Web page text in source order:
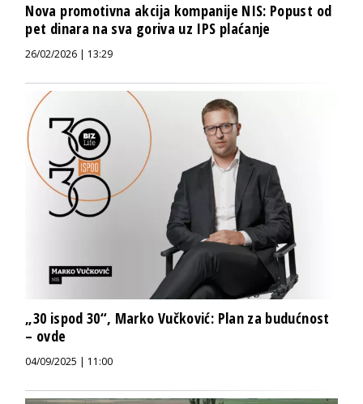
Nova promotivna akcija kompanije NIS: Popust od
pet dinara na sva goriva uz IPS plaćanje
26/02/2026 | 13:29
„30 ispod 30“, Marko Vučković: Plan za budućnost
– ovde
04/09/2025 | 11:00